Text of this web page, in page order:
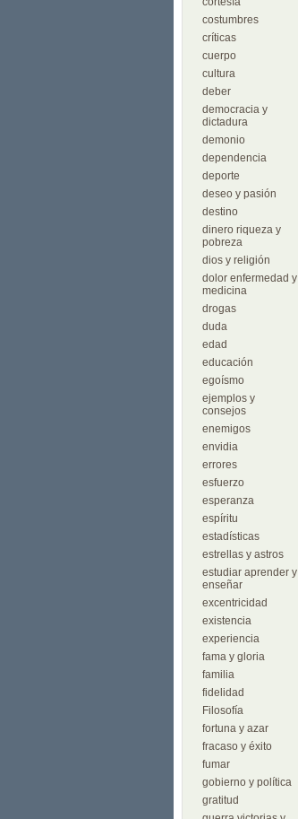
costumbres
críticas
cuerpo
cultura
deber
democracia y
dictadura
demonio
dependencia
deporte
deseo y pasión
destino
dinero riqueza y
pobreza
dios y religión
dolor enfermedad y
medicina
drogas
duda
edad
educación
egoísmo
ejemplos y
consejos
enemigos
envidia
errores
esfuerzo
esperanza
espíritu
estadísticas
estrellas y astros
estudiar aprender y
enseñar
excentricidad
existencia
experiencia
fama y gloria
familia
fidelidad
Filosofía
fortuna y azar
fracaso y éxito
fumar
gobierno y política
gratitud